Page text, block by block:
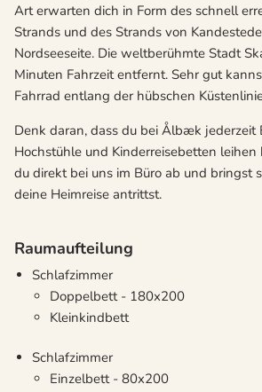
Art erwarten dich in Form des schnell
Strands und des Strands von
Nordseeseite. Die weltberühmte Stadt
Minuten Fahrzeit entfernt. Sehr gut
Fahrrad entlang der hübschen
Denk daran, dass du bei Ålbæk jederzeit
Hochstühle und Kinderreisebetten leihen
du direkt bei uns im Büro ab und bringst
deine Heimreise antrittst.
Raumaufteilung
Schlafzimmer
Doppelbett - 180x200
Kleinkindbett
Schlafzimmer
Einzelbett - 80x200